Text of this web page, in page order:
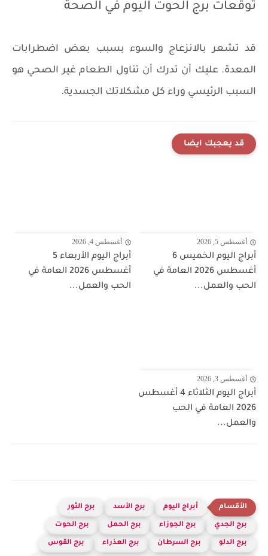
توقعات برج الحوت اليوم في الصحة
قد تشعر بالانزعاج والسوء بسبب بعض اضطرابات
المعدة. عليك أن تدرك أن تناول الطعام غير الصحي هو
السبب الرئيسي وراء كل مشكلاتك الجسدية.
قد يعجبك ايضا
أغسطس 5, 2026
أبراج اليوم الخميس 6
أغسطس 2026 العامة في
الحب والعمل...
أغسطس 4, 2026
أبراج اليوم الأربعاء 5
أغسطس 2026 العامة في
الحب والعمل...
أغسطس 3, 2026
أبراج اليوم الثلاثاء 4 أغسطس
2026 العامة في الحب
والعمل...
أبراج اليوم برج الأسد برج الثور
برج الجدي برج الجوزاء برج الحمل برج الحوت
برج الدلو برج السرطان برج العذراء برج القوس